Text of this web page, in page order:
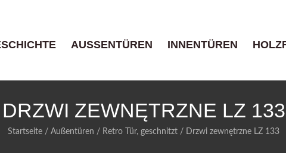
AUSSENTÜREN INNENTÜREN
DRZWI ZEWNĘTRZNE LZ 133
Startseite / Außentüren / Retro Tür, geschnitzt / Drzwi zewnętrzne LZ 133